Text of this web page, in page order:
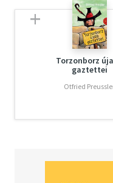
ajándékom, amiben
megvalósítható
vidámabbak legyenek
tipp ajándékba
A letöltéssel
Torzonborz
gaztettei
Otfried